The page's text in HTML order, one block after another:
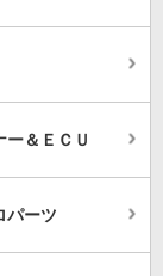
＆ＥＣＵ
パーツ